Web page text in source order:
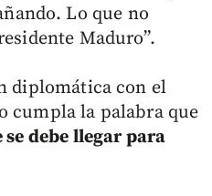
Lo que no
Maduro”.
diplomática con el
cumpla la palabra que
se debe llegar para